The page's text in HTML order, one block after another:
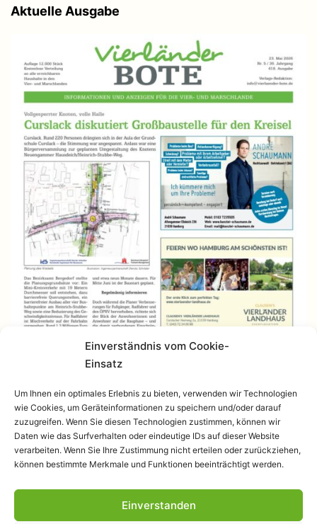
Einverständnis vom Cookie-
Einsatz
Um Ihnen ein optimales Erlebnis zu bieten, verwenden wir Technologien
wie Cookies, um Geräteinformationen zu speichern und/oder darauf
zuzugreifen. Wenn Sie diesen Technologien zustimmen, können wir
Daten wie das Surfverhalten oder eindeutige IDs auf dieser Website
verarbeiten. Wenn Sie Ihre Zustimmung nicht erteilen oder zurückziehen,
können bestimmte Merkmale und Funktionen beeinträchtigt werden.
Einverstanden
Aktuelle Ausgabe